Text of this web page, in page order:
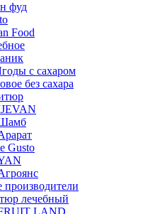
фуд
Food
с сахаром
без сахара
Gusto
производители
лечебный
LAND